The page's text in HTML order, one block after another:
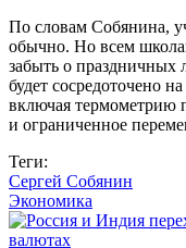
По словам Собянина,
обычно. Но всем
забыть о праздничных
будет сосредоточено
включая термометрию
и ограниченное
Теги:
Сергей Собянин
Экономика